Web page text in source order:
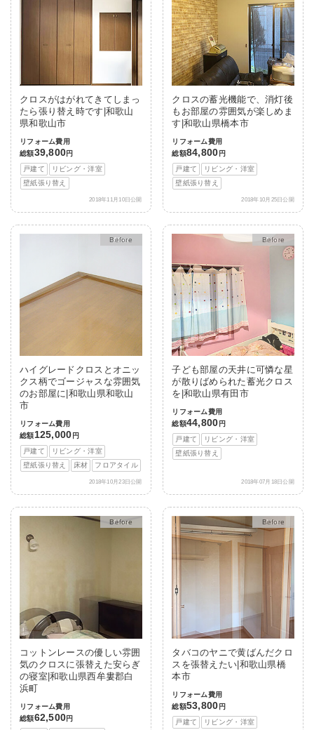
クロスがはがれてきてしまっ
たら張り替え時です|和歌山
県和歌山市
リフォーム費用
総額39,800円
戸建て
リビング・洋室
壁紙張り替え
2018年11月10日公開
クロスの蓄光機能で、消灯後
もお部屋の雰囲気が楽しめま
す|和歌山県橋本市
リフォーム費用
総額84,800 円
戸建て
リビング・洋室
壁紙張り替え
2018年10月25日公開
After
ハイグレードクロスとオニッ
クス柄でゴージャスな雰囲気
のお部屋に|和歌山県和歌山
市
リフォーム費用
総額125,000 円
戸建て
リビング・洋室
壁紙張り替え
床材 フロアタイル
2018年10月23日公開
After
子ども部屋の天井に可憐な星
が散りばめられた蓄光クロス
を|和歌山県有田市
リフォーム費用
総額44,800 円
戸建て
リビング・洋室
壁紙張り替え
2018年07月18日公開
After
コットンレースの優しい雰囲
気のクロスに張替えた安らぎ
の寝室|和歌山県西牟婁郡白
浜町
リフォーム費用
総額62,500円
After
タバコのヤニで黄ばんだクロ
スを張替えたい|和歌山県橋
本市
リフォーム費用
総額53,800 円
戸建て
リビング・洋室